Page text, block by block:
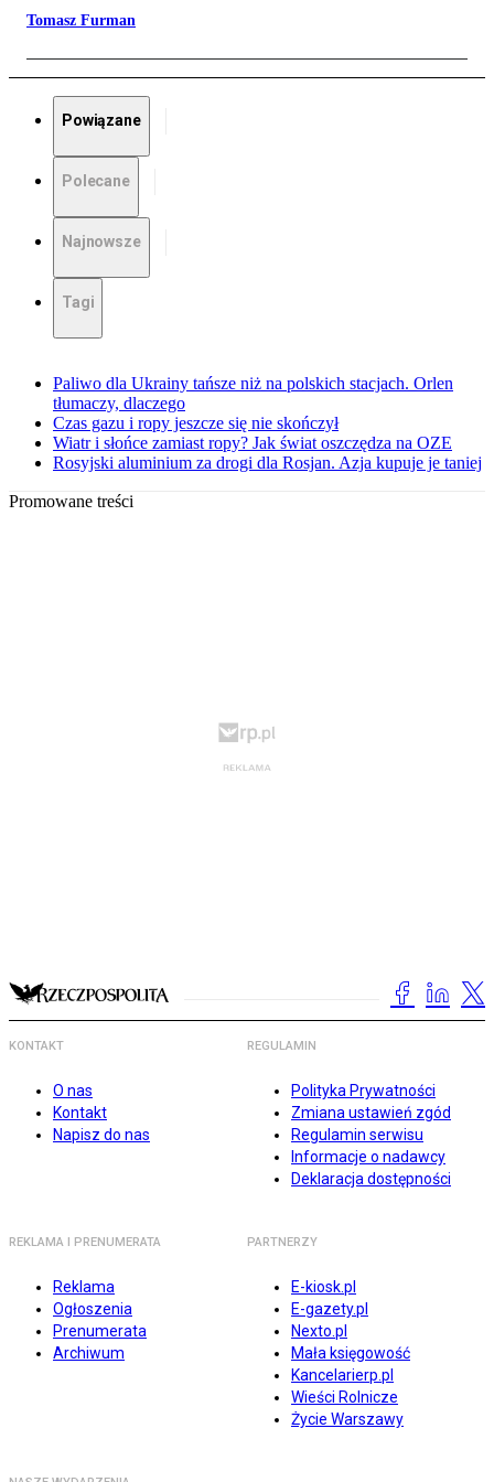
Tomasz Furman
Powiązane
Polecane
Najnowsze
Tagi
Paliwo dla Ukrainy tańsze niż na polskich stacjach. Orlen
tłumaczy, dlaczego
Czas gazu i ropy jeszcze się nie skończył
Wiatr i słońce zamiast ropy? Jak świat oszczędza na OZE
Rosyjski aluminium za drogi dla Rosjan. Azja kupuje je taniej
Promowane treści
KONTAKT
O nas
Kontakt
Napisz do nas
REGULAMIN
Polityka Prywatności
Zmiana ustawień zgód
Regulamin serwisu
Informacje o nadawcy
Deklaracja dostępności
REKLAMA I PRENUMERATA
Reklama
Ogłoszenia
Prenumerata
Archiwum
PARTNERZY
E-kiosk.pl
E-gazety.pl
Nexto.pl
Mała księgowość
Kancelarierp.pl
Wieści Rolnicze
Życie Warszawy